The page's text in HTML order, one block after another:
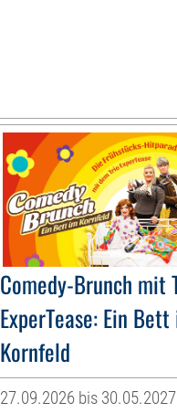
Comedy-Brunch mit
ExperTease: Ein
Kornfeld
27.09.2026 bis 30.05.2027